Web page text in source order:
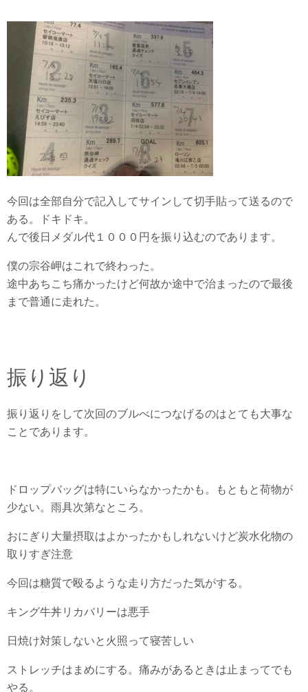
今回は全部自分で記入してサインして切手貼って送るので
ある。ドキドキ。
んで後日メダル代１０００円を振り込むのであります。
僕の宗谷岬はこれで終わった。
途中あちこち痛かったけど何故か途中で治まったので最後
まで普通に走れた。
振り返り
振り返りをして次回のブルべにつなげるのはとても大事な
ことであります。
ドロップバッグは特にいらなかったかも。もともと荷物が
少ない。雨具次第なところ。
おにぎり大量摂取はよかったかもしれないけど炭水化物の
取りすぎ注意
今回は糖質で殴るような走り方だった気がする。
キング牛丼リカバリーは悪手
日焼け対策しないと火照って寝苦しい
ストレッチはまめにする。痛みがあるときは止まってでも
やる。